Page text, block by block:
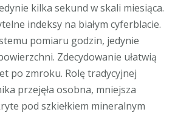
kilka sekund w skali miesiąca.
indeksy na białym cyferblacie.
pomiaru godzin, jedynie
Zdecydowanie ułatwią
po zmroku. Rolę tradycyjnej
przejęła osobna, mniejsza
pod szkiełkiem mineralnym